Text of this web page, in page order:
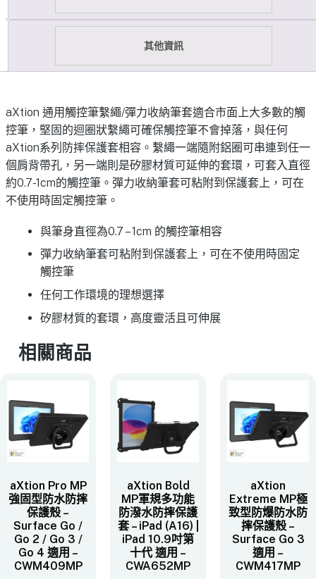
其他資訊
aXtion 通用觸控筆繫繩/彈力收納筆套適合市面上大多數的觸
控筆，堅固的迴圈狀繫繩可確保觸控筆不會掉落，與任何
aXtion系列防摔保護套相容。繫繩一端隨附鋁圈可串連到任一
個肩背帶孔，另一端則是矽膠材質可延伸的套環，可套入直徑
約0.7-1cm的觸控筆。彈力收納筆套可粘附到保護套上，可在
不使用時固定觸控筆。
與筆身直徑為0.7 – 1cm 的觸控筆相容
彈力收納筆套可粘附到保護套上，可在不使用時固定
觸控筆
任何工作環境的理想選擇
矽膠材質的套環，高度靈活且可伸展
相關商品
aXtion Pro MP
強固型防水防摔
保護殼 –
Surface Go /
Go 2 / Go 3 /
Go 4 適用 –
CWM409MP
aXtion Bold
MP軍規多功能
防潑水防摔保護
套 – iPad (A16) |
iPad 10.9吋第
十代 適用 –
CWA652MP
aXtion
Extreme MP極
致型防爆防水防
摔保護殼 –
Surface Go 3
適用 –
CWM417MP